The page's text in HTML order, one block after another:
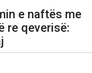
e naftës me
re qeverisë: